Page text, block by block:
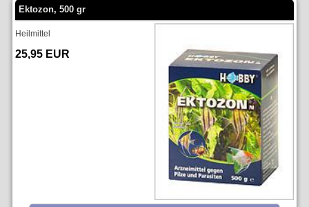
Ektozon, 500 gr
Heilmittel
25,95 EUR